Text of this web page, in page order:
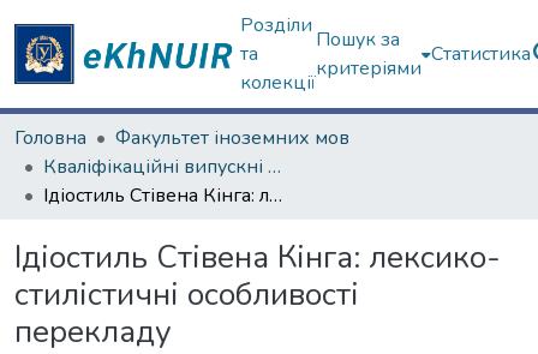
Розділи
та
колекції
Пошук за
критеріями
Статистика
Головна
Факультет іноземних мов
Кваліфікаційні випускні роботи магістрів. Факультет іноземних мов
Ідіостиль Стівена Кінга: лексико-стилістичні особливості перекладу
Ідіостиль Стівена Кінга: лексико-
стилістичні особливості
перекладу